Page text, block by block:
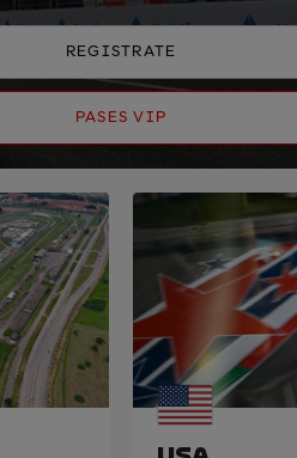
REGISTRATE
PASES VIP